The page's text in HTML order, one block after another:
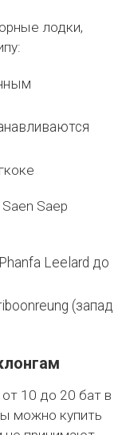
лодки,
Saep
Leelard до
(запад
10 до 20 бат в
можно купить